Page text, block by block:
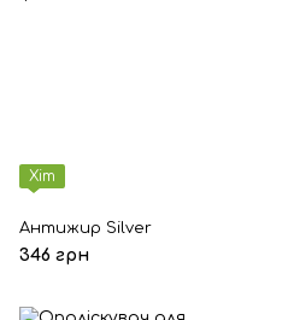
Хіт
Антижир Silver
346 грн